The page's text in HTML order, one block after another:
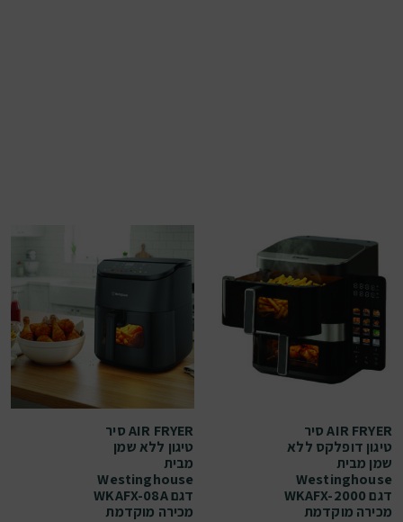
AIR FRYER סיר
טיגון דופלקס ללא
שמן מבית
Westinghouse
דגם WKAFX-2000
מכירה מוקדמת
AIR FRYER סיר
טיגון ללא שמן
מבית
Westinghouse
דגם WKAFX-08A
מכירה מוקדמת